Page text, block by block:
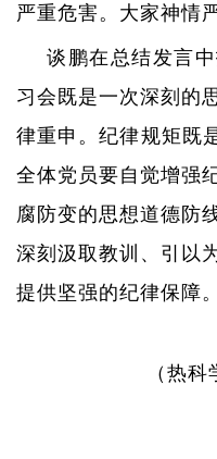
严重危害。大家神情
谈鹏在总结发言
习会既是一次深刻的
律重申。纪律规矩既
全体党员要自觉增强
腐防变的思想道德防
深刻汲取教训、引以
提供坚强的纪律保障。
（热